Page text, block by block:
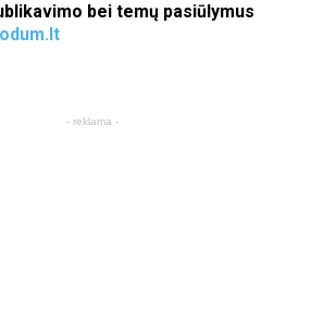
bei temų pasiūlymus
- reklama -